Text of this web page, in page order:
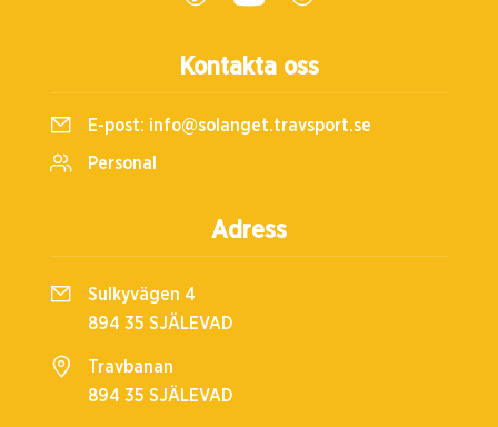
Kontakta oss
E-post: info@solanget.travsport.se
Personal
Adress
Sulkyvägen 4
894 35 SJÄLEVAD
Travbanan
894 35 SJÄLEVAD